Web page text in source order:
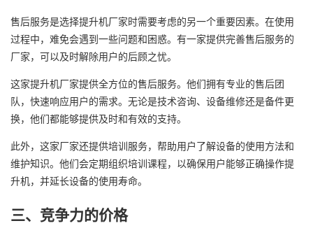
售后服务是选择提升机厂家时需要考虑的另一个重要因素。在使用
过程中，难免会遇到一些问题和困惑。有一家提供完善售后服务的
厂家，可以及时解除用户的后顾之忧。
这家提升机厂家提供全方位的售后服务。他们拥有专业的售后团
队，快速响应用户的需求。无论是技术咨询、设备维修还是备件更
换，他们都能够提供及时和有效的支持。
此外，这家厂家还提供培训服务，帮助用户了解设备的使用方法和
维护知识。他们会定期组织培训课程，以确保用户能够正确操作提
升机，并延长设备的使用寿命。
三、竞争力的价格